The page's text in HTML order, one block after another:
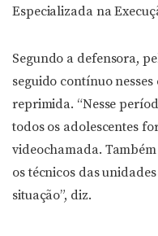
Especializada na
Segundo a defensora,
seguido contínuo
reprimida. “Nesse
todos os adolescentes
videochamada.
os técnicos das
situação”, diz.